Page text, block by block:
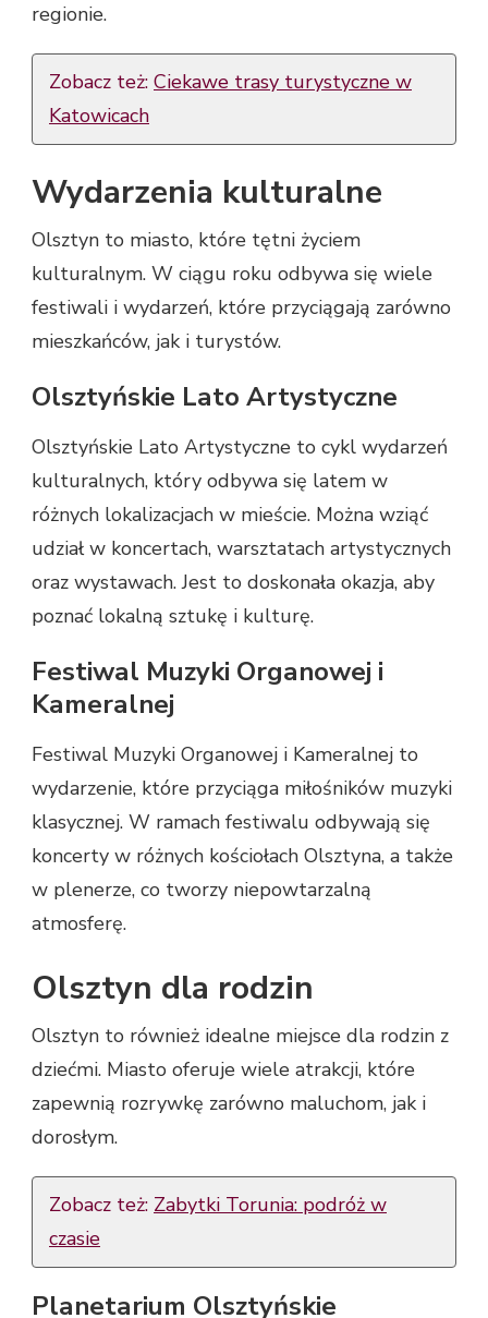
regionie.
Zobacz też: Ciekawe trasy turystyczne w
Katowicach
Wydarzenia kulturalne
Olsztyn to miasto, które tętni życiem
kulturalnym. W ciągu roku odbywa się wiele
festiwali i wydarzeń, które przyciągają zarówno
mieszkańców, jak i turystów.
Olsztyńskie Lato Artystyczne
Olsztyńskie Lato Artystyczne to cykl wydarzeń
kulturalnych, który odbywa się latem w
różnych lokalizacjach w mieście. Można wziąć
udział w koncertach, warsztatach artystycznych
oraz wystawach. Jest to doskonała okazja, aby
poznać lokalną sztukę i kulturę.
Festiwal Muzyki Organowej i
Kameralnej
Festiwal Muzyki Organowej i Kameralnej to
wydarzenie, które przyciąga miłośników muzyki
klasycznej. W ramach festiwalu odbywają się
koncerty w różnych kościołach Olsztyna, a także
w plenerze, co tworzy niepowtarzalną
atmosferę.
Olsztyn dla rodzin
Olsztyn to również idealne miejsce dla rodzin z
dziećmi. Miasto oferuje wiele atrakcji, które
zapewnią rozrywkę zarówno maluchom, jak i
dorosłym.
Zobacz też: Zabytki Torunia: podróż w
czasie
Planetarium Olsztyńskie